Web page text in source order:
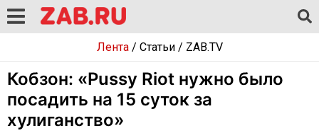
Лента/ Статьи/ ZAB.TV
Кобзон: «Pussy Riot нужно было
посадить на 15 суток за
хулиганство»